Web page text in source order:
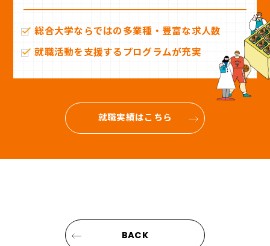
総合大学ならではの多業種・豊富な求人数
就職活動を支援するプログラムが充実
就職実績はこちら
BACK